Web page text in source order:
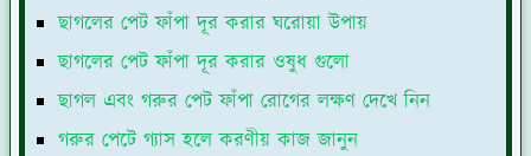
ছাগলের পেট ফাঁপা দূর করার ঘরোয়া উপায়
ছাগলের পেট ফাঁপা দূর করার ওষুধ গুলো
ছাগল এবং গরুর পেট ফাঁপা রোগের লক্ষণ দেখে নিন
গরুর পেটে গ্যাস হলে করণীয় কাজ জানুন